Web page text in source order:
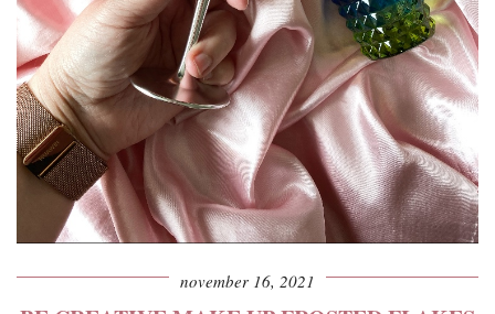
november 16, 2021